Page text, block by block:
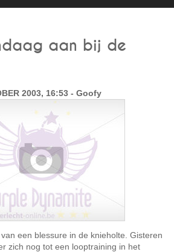
aan bij de
2003, 16:53 - Goofy
een blessure in de knieholte. Gisteren
zich nog tot een looptraining in het